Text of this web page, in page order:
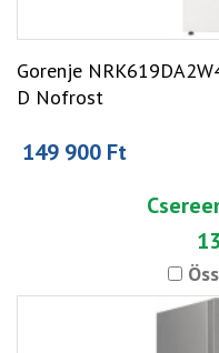
Gorenje
D Nofrost
149 900 Ft